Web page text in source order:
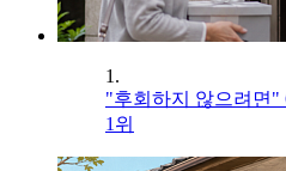
1.
"후회하지 않으려면"
1위